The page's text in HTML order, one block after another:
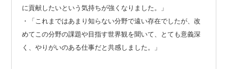
に貢献したいという気持ちが強くなりました。」
・「これまではあまり知らない分野で遠い存在でしたが、改
めてこの分野の課題や目指す世界観を聞いて、とても意義深
く、やりがいのある仕事だと共感しました。」